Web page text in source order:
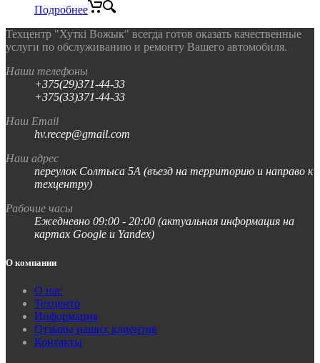
Подробнее
Техцентр "Хуткi Вожык" всегда готов оказать качественные
услуги по обслуживанию и ремонту Вашего автомобиля.
Наши телефоны
+375(29)371-44-33
+375(33)371-44-33
Наш Email
hv.recep@gmail.com
Наш адрес
переулок Солтыса 5А (въезд на территорию и направо к
техцентру)
Рабочие часы
Ежедневно 09:00 - 20:00 (актуальная информация на
картах Google и Yandex)
О компании
О нас
Техцентр
Информация
Отзывы наших клиентов
Контакты